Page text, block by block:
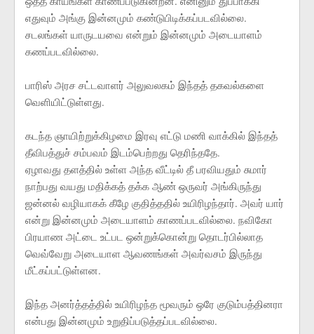
எதுவும் அங்கு இன்னமும் கண்டுபிடிக்கப்படவில்லை.
சடலங்கள் யாருடயவை என்றும் இன்னமும் அடையாளம்
கணப்படவில்லை.
பாரிஸ் அரச சட்டவாளர் அலுவலகம் இந்தத் தகவல்களை
வெளியிட்டுள்ளது.
கடந்த ஞாயிற்றுக்கிழமை இரவு எட்டு மணி வாக்கில் இந்தத்
தீவிபத்துச் சம்பவம் இடம்பெற்றது தெரிந்ததே.
ஏழாவது தளத்தில் உள்ள அந்த வீட்டில் தீ பரவியதும் சுமார்
நாற்பது வயது மதிக்கத் தக்க ஆண் ஒருவர் அங்கிருந்து
ஜன்னல் வழியாகக் கீழே குதித்ததில் உயிரிழந்தார். அவர் யார்
என்று இன்னமும் அடையாளம் காணப்படவில்லை. நவிகோ
பிரயாண அட்டை உட்பட ஒன்றுக்கொன்று தொடர்பில்லாத
வெவ்வேறு அடையாள ஆவணங்கள் அவர்வசம் இருந்து
மீட்கப்பட்டுள்ளன.
இந்த அனர்த்தத்தில் உயிரிழந்த மூவரும் ஒரே குடும்பத்தினரா
என்பது இன்னமும் உறுதிப்படுத்தப்படவில்லை.